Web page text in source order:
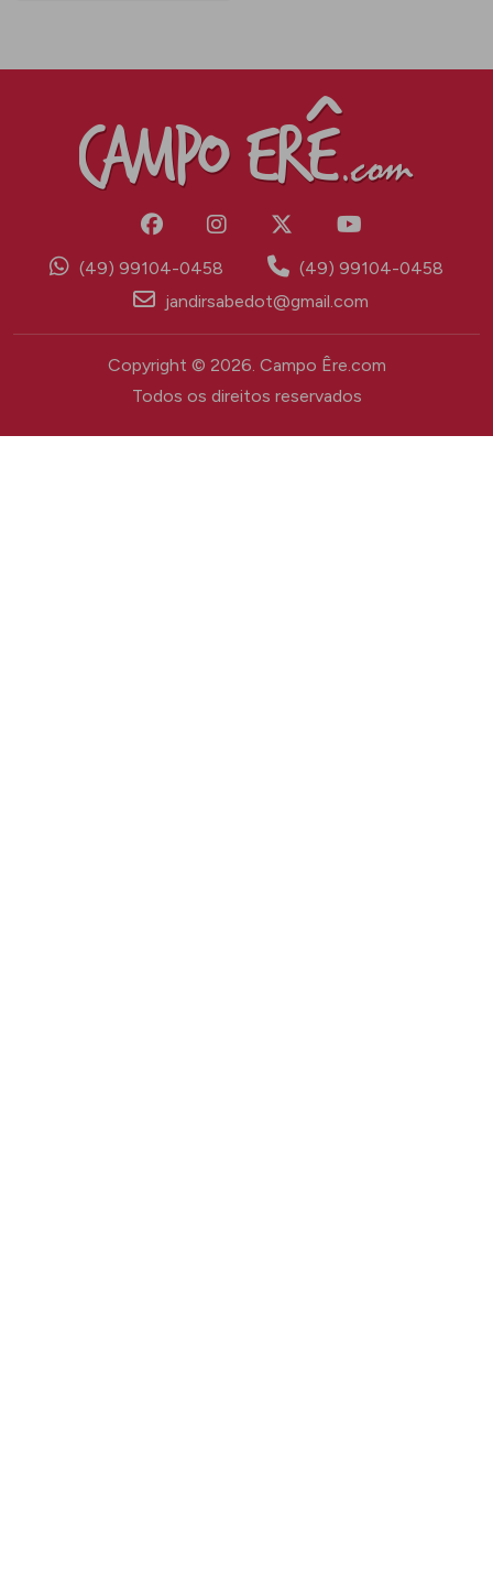
(49) 99104-0458
(49) 99104-0458
jandirsabedot@gmail.com
Copyright © 2026. Campo Êre.com
Todos os direitos reservados